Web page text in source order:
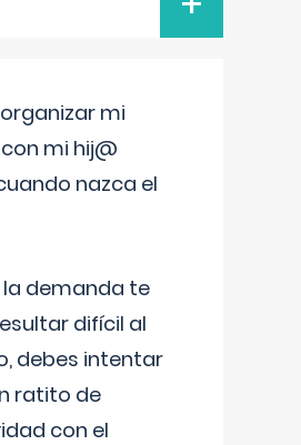
mi
mi hij@
nazca el
la demanda te
difícil al
debes intentar
ratito de
con el